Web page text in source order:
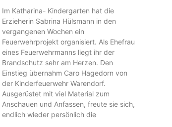
Im Katharina- Kindergarten hat die
Erzieherin Sabrina Hülsmann in den
vergangenen Wochen ein
Feuerwehrprojekt organisiert. Als Ehefrau
eines Feuerwehrmanns liegt ihr der
Brandschutz sehr am Herzen. Den
Einstieg übernahm Caro Hagedorn von
der Kinderfeuerwehr Warendorf.
Ausgerüstet mit viel Material zum
Anschauen und Anfassen, freute sie sich,
endlich wieder persönlich die